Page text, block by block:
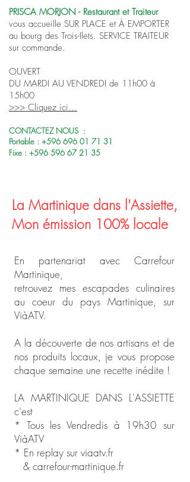
PRISCA MORJON - Restaurant et Traiteur
vous accueille SUR PLACE et À EMPORTER
au bourg des Trois-Ilets. SERVICE TRAITEUR
sur commande.
OUVERT
DU MARDI AU VENDREDI de 11h00 à
15h00
>>> Cliquez ici...
CONTACTEZ NOUS :
Portable : +596 696 01 71 31
Fixe : +596 596 67 21 35
La Martinique dans l'Assiette,
Mon émission 100% locale
En partenariat avec Carrefour
Martinique,
retrouvez mes escapades culinaires
au coeur du pays Martinique, sur
ViàATV.
A la découverte de nos artisans et de
nos produits locaux, je vous propose
chaque semaine une recette inédite !
LA MARTINIQUE DANS L'ASSIETTE
c'est
* Tous les Vendredis à 19h30 sur
ViàATV
* En replay sur viaatv.fr
& carrefour-martinique.fr